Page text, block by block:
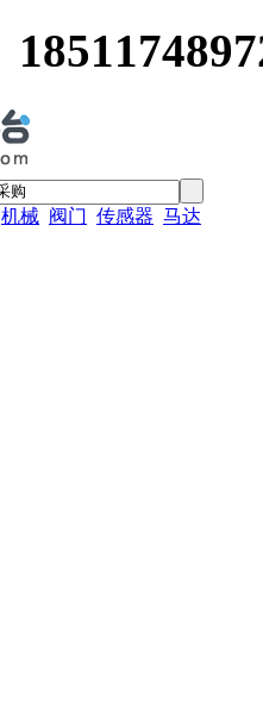
机械 阀门 传感器 马达